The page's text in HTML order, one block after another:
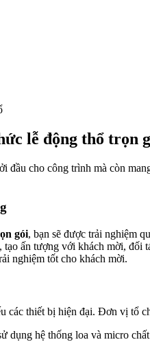
lễ động thổ trọn
đầu cho công trình mà còn
gói, bạn sẽ được trải nghiệm
tạo ấn tượng với khách mời,
nghiệm tốt cho khách mời.
các thiết bị hiện đại. Đơn vị tổ
dụng hệ thống loa và micro